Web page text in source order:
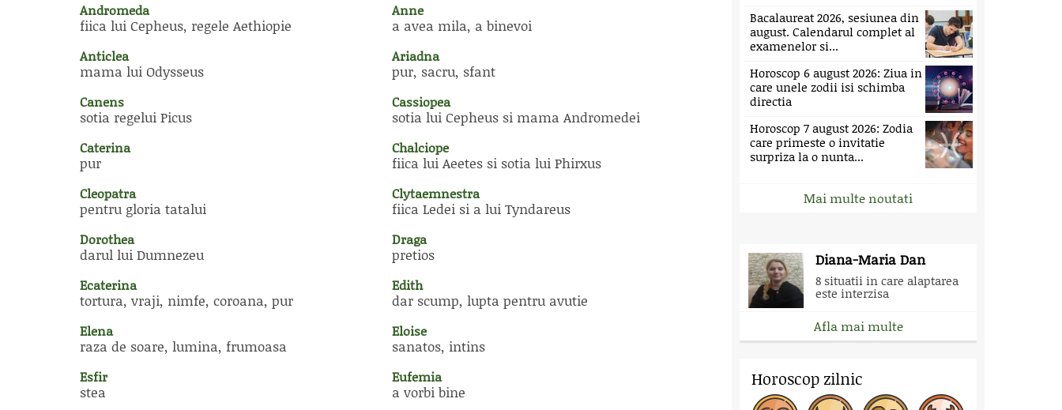
Andromeda
fiica lui Cepheus, regele Aethiopie
Anne
a avea mila, a binevoi
Anticlea
mama lui Odysseus
Ariadna
pur, sacru, sfant
Canens
sotia regelui Picus
Cassiopea
sotia lui Cepheus si mama Andromedei
Caterina
pur
Chalciope
fiica lui Aeetes si sotia lui Phirxus
Cleopatra
pentru gloria tatalui
Clytaemnestra
fiica Ledei si a lui Tyndareus
Dorothea
darul lui Dumnezeu
Draga
pretios
Ecaterina
tortura, vraji, nimfe, coroana, pur
Edith
dar scump, lupta pentru avutie
Elena
raza de soare, lumina, frumoasa
Eloise
sanatos, intins
Esfir
stea
Eufemia
a vorbi bine
Bacalaureat 2026, sesiunea din
august. Calendarul complet al
examenelor si...
Horoscop 6 august 2026: Ziua in
care unele zodii isi schimba
directia
Horoscop 7 august 2026: Zodia
care primeste o invitatie
surpriza la o nunta...
Mai multe noutati
Diana-Maria Dan
8 situatii in care alaptarea
este interzisa
Afla mai multe
Horoscop zilnic